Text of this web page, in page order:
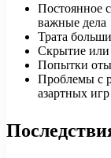
Постоянное
важные дела
Трата
Скрытие или
Попытки
Проблемы с
азартных игр